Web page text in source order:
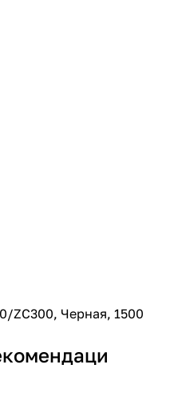
ZC300, Черная, 1500